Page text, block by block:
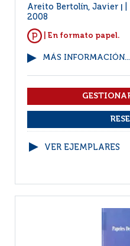
Areito Bertolín, Javier
2008
| En formato papel.
MÁS INFORMACIÓN...
VER EJEMPLARES